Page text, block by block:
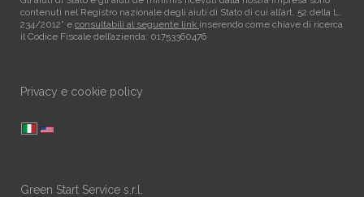
contenuti nel Registro nazionale degli aiuti di Stato di cui all’art. 52 della L.
234/2012” e consultabili al seguente link inserendo come chiave di ricerca
il Codice Fiscale dell’azienda: 01753360476
Privacy e cookie policy
Green Start Service s.r.l.